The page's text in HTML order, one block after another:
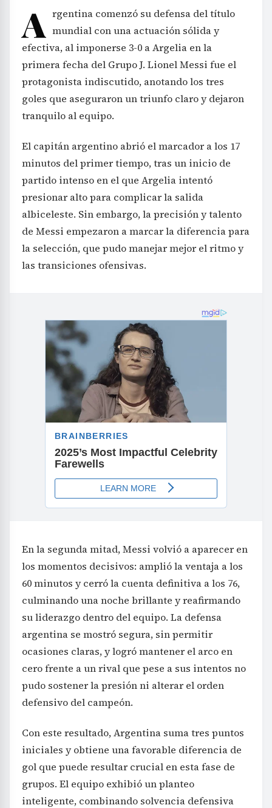
A rgentina comenzó su defensa del título
mundial con una actuación sólida y
efectiva, al imponerse 3-0 a Argelia en la
primera fecha del Grupo J. Lionel Messi fue el
protagonista indiscutido, anotando los tres
goles que aseguraron un triunfo claro y dejaron
tranquilo al equipo.
El capitán argentino abrió el marcador a los 17
minutos del primer tiempo, tras un inicio de
partido intenso en el que Argelia intentó
presionar alto para complicar la salida
albiceleste. Sin embargo, la precisión y talento
de Messi empezaron a marcar la diferencia para
la selección, que pudo manejar mejor el ritmo y
las transiciones ofensivas.
En la segunda mitad, Messi volvió a aparecer en
los momentos decisivos: amplió la ventaja a los
60 minutos y cerró la cuenta definitiva a los 76,
culminando una noche brillante y reafirmando
su liderazgo dentro del equipo. La defensa
argentina se mostró segura, sin permitir
ocasiones claras, y logró mantener el arco en
cero frente a un rival que pese a sus intentos no
pudo sostener la presión ni alterar el orden
defensivo del campeón.
Con este resultado, Argentina suma tres puntos
iniciales y obtiene una favorable diferencia de
gol que puede resultar crucial en esta fase de
grupos. El equipo exhibió un planteo
inteligente, combinando solvencia defensiva